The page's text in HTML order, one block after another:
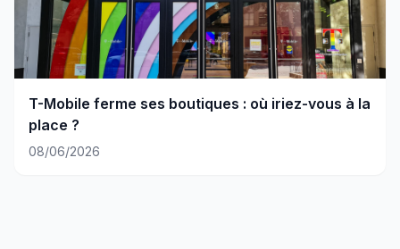
T-Mobile ferme ses boutiques : où iriez-vous à la
place ?
08/06/2026